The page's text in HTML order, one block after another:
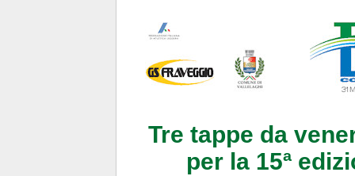
Tre tappe da
per la 15ª